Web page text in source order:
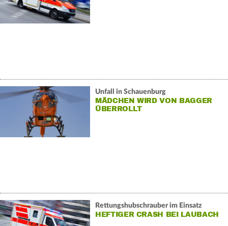
Unfall in Schauenburg
MÄDCHEN WIRD VON BAGGER
ÜBERROLLT
Rettungshubschrauber im Einsatz
HEFTIGER CRASH BEI LAUBACH